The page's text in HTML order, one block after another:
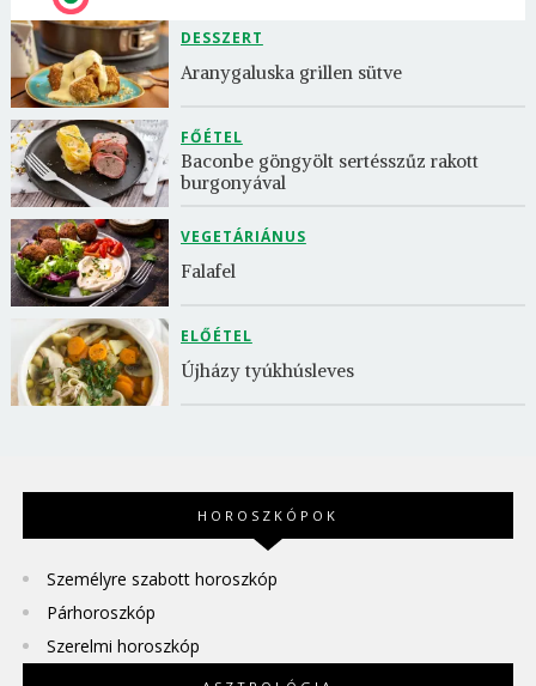
DESSZERT
Aranygaluska grillen sütve
FŐÉTEL
Baconbe göngyölt sertésszűz rakott
burgonyával
VEGETÁRIÁNUS
Falafel
ELŐÉTEL
Újházy tyúkhúsleves
HOROSZKÓPOK
Személyre szabott horoszkóp
Párhoroszkóp
Szerelmi horoszkóp